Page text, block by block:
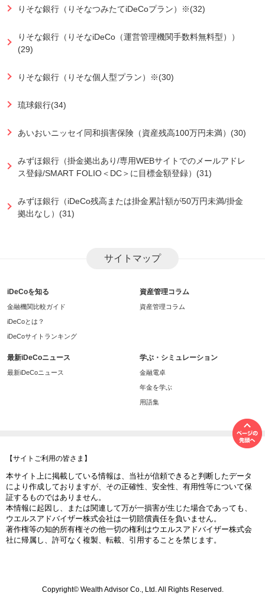
りそな銀行（りそなつみたてiDeCoプラン）※(32)
りそな銀行（りそなiDeCo（運営管理機関手数料無料型））
(29)
りそな銀行（りそな個人型プラン）※(30)
琉球銀行(34)
あいおいニッセイ同和損害保険（資産残高100万円未満）(30)
みずほ銀行（掛金拠出あり/専用WEBサイトでのメールアドレ
ス登録/SMART FOLIO＜DC＞に目標金額登録）(31)
みずほ銀行（iDeCo残高または掛金累計額が50万円未満/掛金
拠出なし）(31)
サイトマップ
iDeCoを知る
金融機関比較ガイド
iDeCoとは？
iDeCoサイトランキング
資産管理コラム
資産管理コラム
最新iDeCoニュース
最新iDeCoニュース
学ぶ・シミュレーション
金融電卓
年金を学ぶ
用語集
【サイトご利用の皆さま】
本サイト上に掲載している情報は、当社が信頼できると判断したデータ
により作成しておりますが、その正確性、安全性、有用性等について保
証するものではありません。
本情報に起因し、または関連して万が一損害が生じた場合であっても、
ウエルスアドバイザー株式会社は一切賠償責任を負いません。
著作権等の知的所有権その他一切の権利はウエルスアドバイザー株式会
社に帰属し、許可なく複製、転載、引用することを禁じます。
Copyright© Wealth Advisor Co., Ltd. All Rights Reserved.